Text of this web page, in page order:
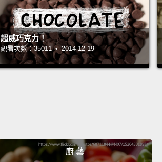
超威巧克力！
觀看次數：35011 • 2014-12-19
廚 藝